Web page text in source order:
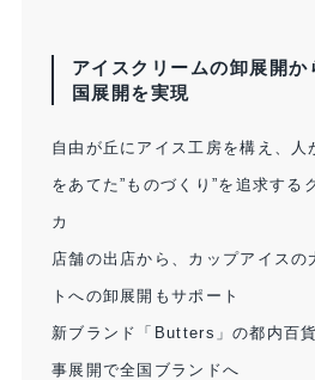
アイスクリームの卸展開
国展開を実現
自由が丘にアイス工房を構え、人
をあてた”ものづくり”を追求する
カ
店舗の出店から、カップアイスの
トへの卸展開もサポート
新ブランド「Butters」の都内百
事展開で全国ブランドへ